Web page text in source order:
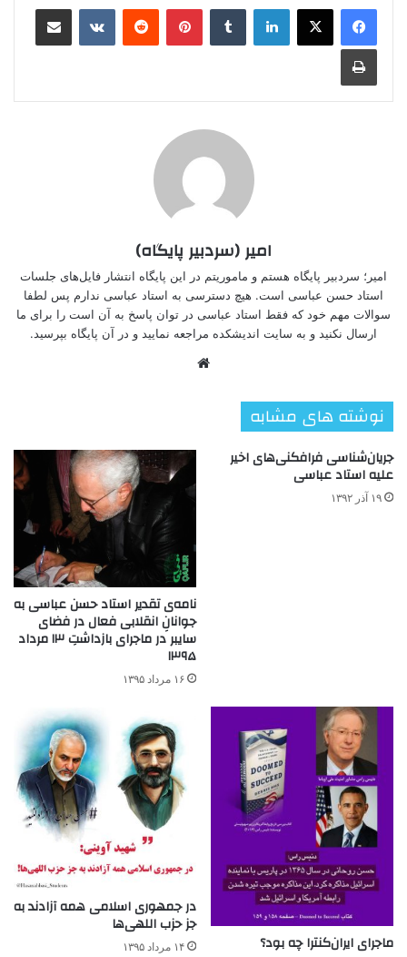
لینکدین ‫تامبلر ‫پین‌ترست‫رددیت ‫VKontakteاشتراک گذاری از طریق ایمیل
چاپ
امیر (سردبیر پایگاه)
امیر؛ سردبیر پایگاه هستم و ماموریتم در این پایگاه انتشار فایل‌های جلسات
استاد حسن عباسی است. هیچ دسترسی به استاد عباسی ندارم پس لطفا
سوالات مهم خود که فقط استاد عباسی در توان پاسخ به آن است را برای ما
ارسال نکنید و به سایت اندیشکده مراجعه نمایید و در آن پایگاه بپرسید.
نوشته های مشابه
جریان‌شناسی فرافکنی‌های اخیر
علیه استاد عباسی
۱۹ آذر ۱۳۹۲
نامه‌ی تقدیر استاد حسن عباسی به
جوانانِ انقلابی فعال در فضای
سایبر در ماجرای بازداشتِ ۱۳ مرداد
۱۳۹۵
۱۶ مرداد ۱۳۹۵
ماجرای ایران‌کنترا چه بود؟
در جمهوری اسلامی همه آزادند به
جز حزب اللهی‌ها
۱۴ مرداد ۱۳۹۵